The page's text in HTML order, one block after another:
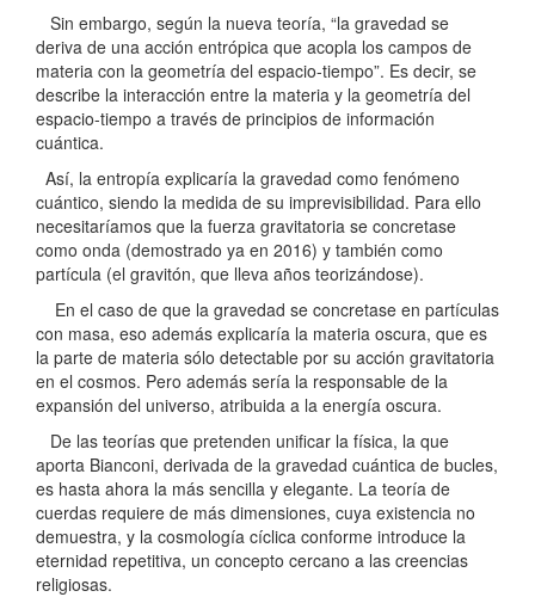
Sin embargo, según la nueva teoría, “la gravedad se
deriva de una acción entrópica que acopla los campos de
materia con la geometría del espacio-tiempo”. Es decir, se
describe la interacción entre la materia y la geometría del
espacio-tiempo a través de principios de información
cuántica.
Así, la entropía explicaría la gravedad como fenómeno
cuántico, siendo la medida de su imprevisibilidad. Para ello
necesitaríamos que la fuerza gravitatoria se concretase
como onda (demostrado ya en 2016) y también como
partícula (el gravitón, que lleva años teorizándose).
En el caso de que la gravedad se concretase en partículas
con masa, eso además explicaría la materia oscura, que es
la parte de materia sólo detectable por su acción gravitatoria
en el cosmos. Pero además sería la responsable de la
expansión del universo, atribuida a la energía oscura.
De las teorías que pretenden unificar la física, la que
aporta Bianconi, derivada de la gravedad cuántica de bucles,
es hasta ahora la más sencilla y elegante. La teoría de
cuerdas requiere de más dimensiones, cuya existencia no
demuestra, y la cosmología cíclica conforme introduce la
eternidad repetitiva, un concepto cercano a las creencias
religiosas.